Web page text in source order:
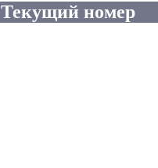
Текущий номер